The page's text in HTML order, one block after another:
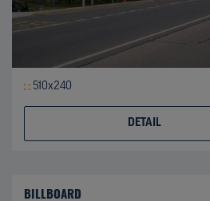
510x240
DETAIL
BILLBOARD